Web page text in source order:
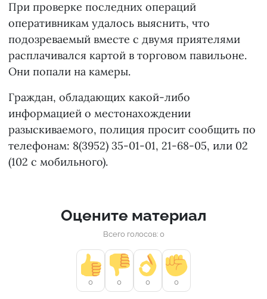
При проверке последних операций
оперативникам удалось выяснить, что
подозреваемый вместе с двумя приятелями
расплачивался картой в торговом павильоне.
Они попали на камеры.
Граждан, обладающих какой-либо
информацией о местонахождении
разыскиваемого, полиция просит сообщить по
телефонам: 8(3952) 35-01-01, 21-68-05, или 02
(102 с мобильного).
Оцените материал
Всего голосов: 0
0 0 0 0